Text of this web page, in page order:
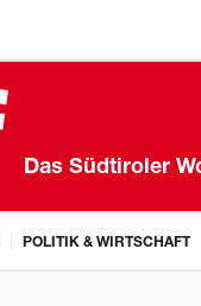
Das Südtiroler
POLITIK & WIRTSCHAFT